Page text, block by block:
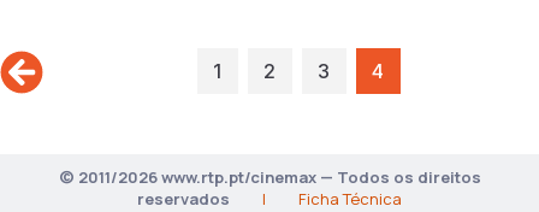
1 2 3 4
© 2011/2026 www.rtp.pt/cinemax — Todos os direitos
reservados
| Ficha Técnica